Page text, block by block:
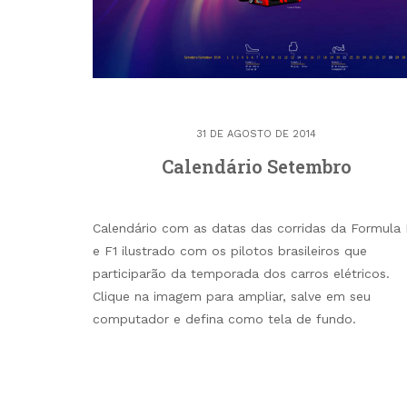
31 DE AGOSTO DE 2014
Calendário Setembro
Calendário com as datas das corridas da Formula
e F1 ilustrado com os pilotos brasileiros que
participarão da temporada dos carros elétricos.
Clique na imagem para ampliar, salve em seu
computador e defina como tela de fundo.